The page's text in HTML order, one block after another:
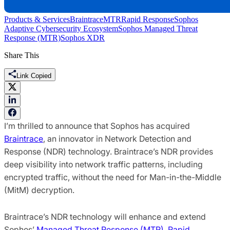
Products & ServicesBraintraceMTRRapid ResponseSophos
Adaptive Cybersecurity EcosystemSophos Managed Threat
Response (MTR)Sophos XDR
Share This
Link Copied
I’m thrilled to announce that Sophos has acquired
Braintrace, an innovator in Network Detection and
Response (NDR) technology. Braintrace’s NDR provides
deep visibility into network traffic patterns, including
encrypted traffic, without the need for Man-in-the-Middle
(MitM) decryption.
Braintrace’s NDR technology will enhance and extend